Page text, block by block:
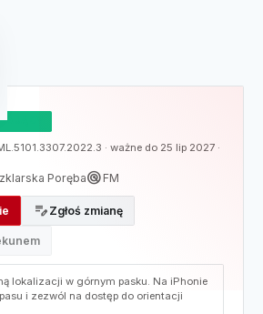
· ważne do 25 lip 2027 ·
PorębaradarFM
edit_note Zgłoś zmianę
lokalizacji w górnym pasku. Na iPhonie
i zezwól na dostęp do orientacji